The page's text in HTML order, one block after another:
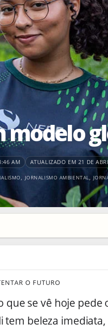
AM ATUALIZADO EM 21 DE
, JORNALISMO AMBIENTAL,
O FUTURO
que se vê hoje
beleza